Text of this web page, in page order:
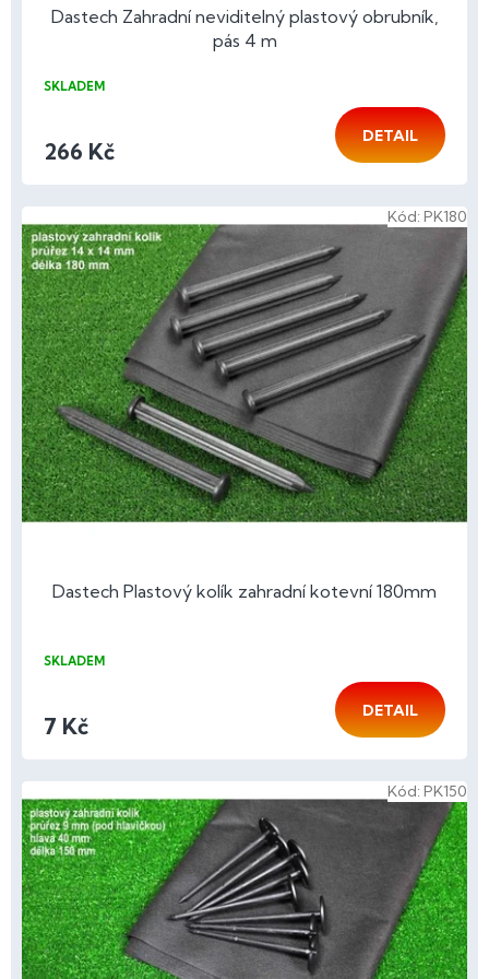
Dastech Zahradní neviditelný plastový obrubník,
pás 4 m
SKLADEM
266 Kč
DETAIL
Dastech Plastový kolík zahradní kotevní 180mm
SKLADEM
7 Kč
DETAIL
Kód: PK180
Kód: PK150